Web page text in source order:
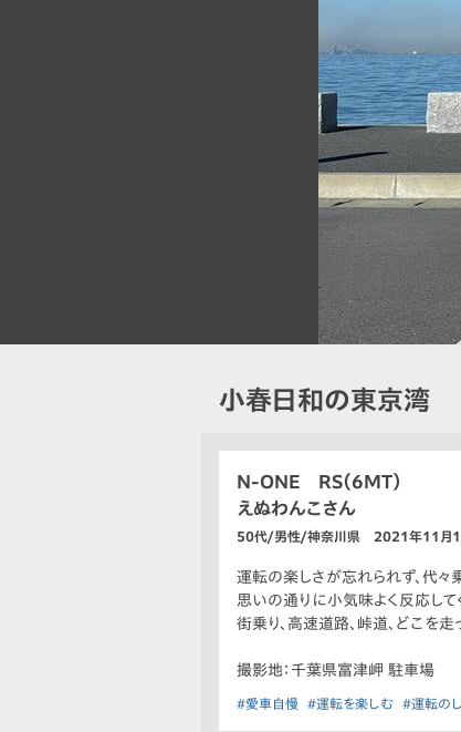
小春日和の東京湾
N-ONE RS（6MT）
えぬわんこさん
50代/男性/神奈川県 2021年11月
運転の楽しさが忘れられず、代々
思いの通りに小気味よく反応して
街乗り、高速道路、峠道、どこを
撮影地：千葉県富津岬 駐車場
#愛車自慢 #運転を楽しむ #運転の